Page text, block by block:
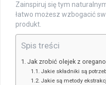
Zainspiruj się tym
łatwo możesz wzbogacić
produkt.
Spis treści
Jak zrobić olejek z
Jakie składniki są
Jakie są metody